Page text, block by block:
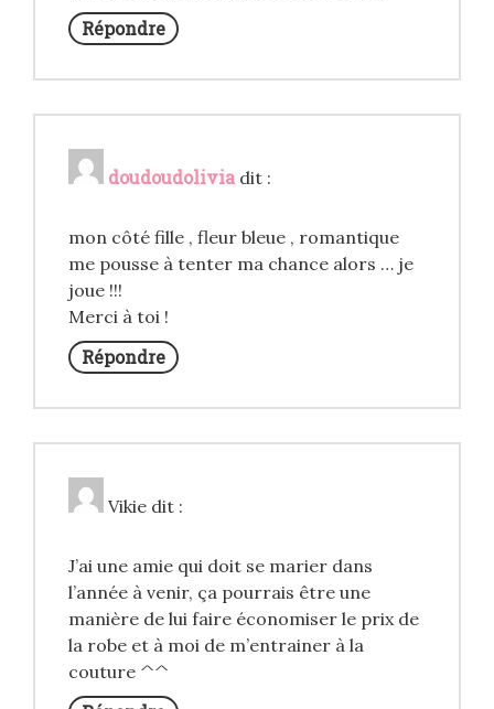
Répondre
doudoudolivia dit :
mon côté fille , fleur bleue , romantique
me pousse à tenter ma chance alors … je
joue !!!
Merci à toi !
Répondre
Vikie dit :
J’ai une amie qui doit se marier dans
l’année à venir, ça pourrais être une
manière de lui faire économiser le prix de
la robe et à moi de m’entrainer à la
couture ^^